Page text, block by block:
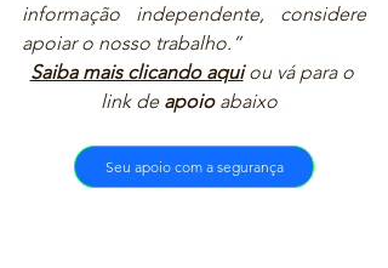
informação independente, considere
apoiar o nosso trabalho.”
Saiba mais clicando aqui ou vá para o
link de apoio abaixo
Seu apoio com a segurança